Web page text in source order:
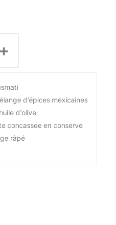
+
d’épices mexicaines
d’olive
concassée en conserve
râpé